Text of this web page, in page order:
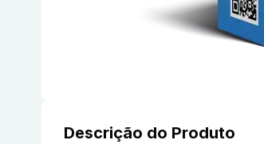
Descrição do Produto